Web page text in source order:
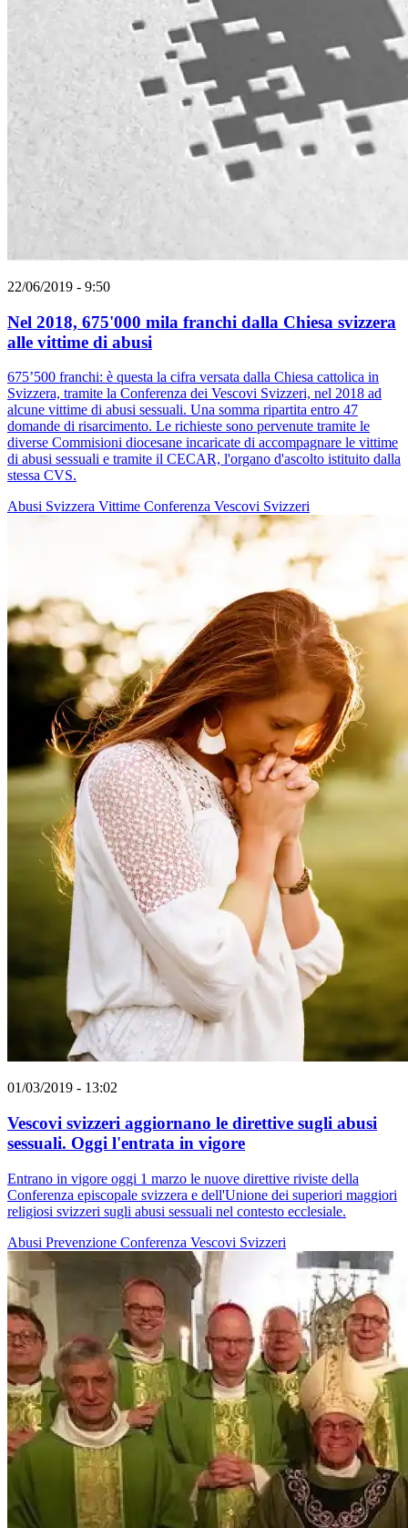
22/06/2019 - 9:50
Nel 2018, 675'000 mila franchi dalla Chiesa svizzera
alle vittime di abusi
675’500 franchi: è questa la cifra versata dalla Chiesa cattolica in
Svizzera, tramite la Conferenza dei Vescovi Svizzeri, nel 2018 ad
alcune vittime di abusi sessuali. Una somma ripartita entro 47
domande di risarcimento. Le richieste sono pervenute tramite le
diverse Commisioni diocesane incaricate di accompagnare le vittime
di abusi sessuali e tramite il CECAR, l'organo d'ascolto istituito dalla
stessa CVS.
Abusi Svizzera Vittime Conferenza Vescovi Svizzeri
01/03/2019 - 13:02
Vescovi svizzeri aggiornano le direttive sugli abusi
sessuali. Oggi l'entrata in vigore
Entrano in vigore oggi 1 marzo le nuove direttive riviste della
Conferenza episcopale svizzera e dell'Unione dei superiori maggiori
religiosi svizzeri sugli abusi sessuali nel contesto ecclesiale.
Abusi Prevenzione Conferenza Vescovi Svizzeri